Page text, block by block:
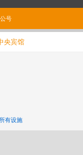
公号
央宾馆
所有设施